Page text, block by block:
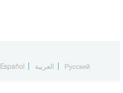
Español العربية Русский